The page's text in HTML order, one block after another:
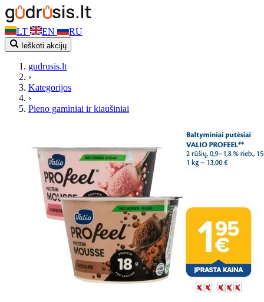
LT EN RU
Ieškoti akcijų
gudrusis.lt
›
Kategorijos
›
Pieno gaminiai ir kiaušiniai